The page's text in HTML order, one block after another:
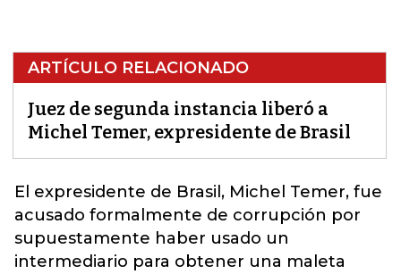
ARTÍCULO RELACIONADO
Juez de segunda instancia liberó a
Michel Temer, expresidente de Brasil
El expresidente de Brasil, Michel Temer, fue
acusado formalmente de corrupción por
supuestamente haber usado un
intermediario para obtener una maleta